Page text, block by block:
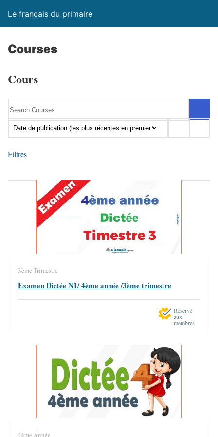
Le français du primaire
Courses
Cours
Filtres
3ème Trimestre
Examen Dictée N1/ 4ème année /3ème trimestre
Réservé
aux
membres
4ème Année